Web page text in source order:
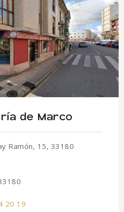
de Marco
Ramón, 15, 33180
20 19